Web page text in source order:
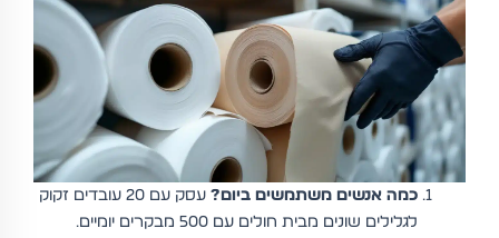
כמה אנשים משתמשים ביום?
עסק עם 20 עובדים זקוק
לגלילים שונים מבית חולים עם 500 מבקרים יומיים.